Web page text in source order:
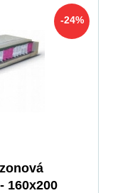
-24%
160x200